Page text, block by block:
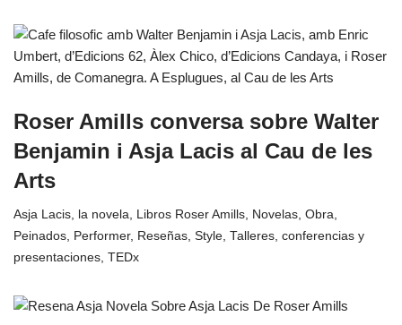
Roser Amills conversa sobre Walter
Benjamin i Asja Lacis al Cau de les
Arts
Asja Lacis, la novela, Libros Roser Amills, Novelas, Obra,
Peinados, Performer, Reseñas, Style, Talleres, conferencias y
presentaciones, TEDx